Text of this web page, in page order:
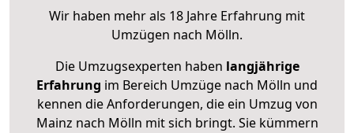
Wir haben mehr als 18 Jahre Erfahrung mit
Umzügen nach Mölln.
Die Umzugsexperten haben langjährige
Erfahrung im Bereich Umzüge nach Mölln und
kennen die Anforderungen, die ein Umzug von
Mainz nach Mölln mit sich bringt. Sie kümmern